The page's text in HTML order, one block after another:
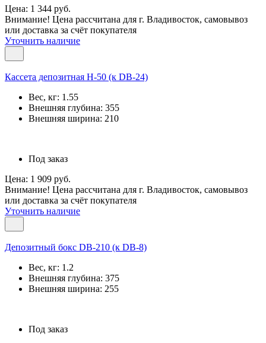
Цена: 1 344 руб.
Внимание! Цена рассчитана для г. Владивосток, самовывоз
или доставка за счёт покупателя
Уточнить наличие
Кассета депозитная Н-50 (к DB-24)
Вес, кг: 1.55
Внешняя глубина: 355
Внешняя ширина: 210
Под заказ
Цена: 1 909 руб.
Внимание! Цена рассчитана для г. Владивосток, самовывоз
или доставка за счёт покупателя
Уточнить наличие
Депозитный бокс DB-210 (к DB-8)
Вес, кг: 1.2
Внешняя глубина: 375
Внешняя ширина: 255
Под заказ